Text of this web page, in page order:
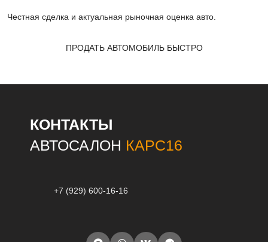
Честная сделка и актуальная рыночная оценка авто.
ПРОДАТЬ АВТОМОБИЛЬ БЫСТРО
КОНТАКТЫ
АВТОСАЛОН КАРС16
+7 (929) 600-16-16